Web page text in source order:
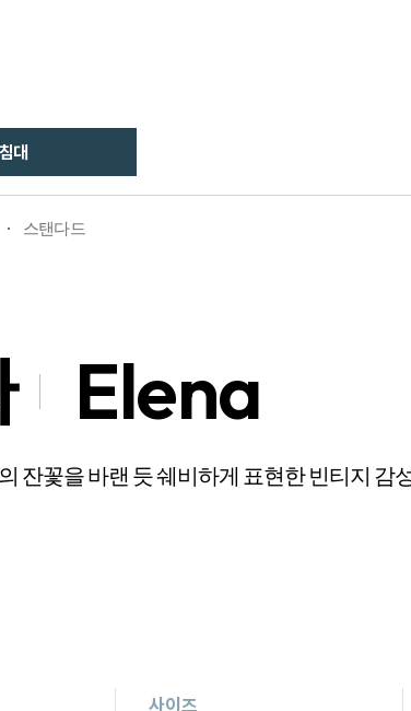
침대
스탠다드
Elena
잔꽃을 바랜 듯 쉐비하게 표현한 빈티지
사이즈